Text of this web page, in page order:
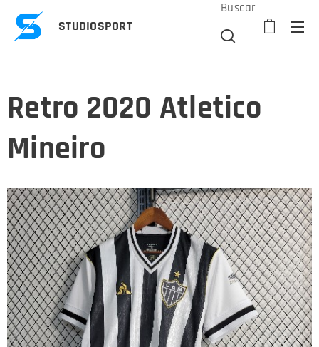
STUDIOSPORT
Buscar
Retro 2020 Atletico
Mineiro